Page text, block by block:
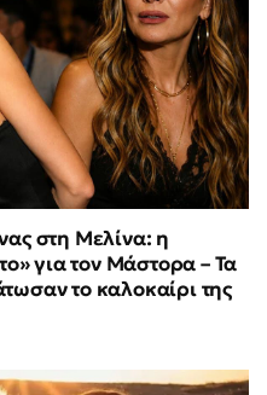
στη Μελίνα: η
για τον Μάστορα – Τα
το καλοκαίρι της